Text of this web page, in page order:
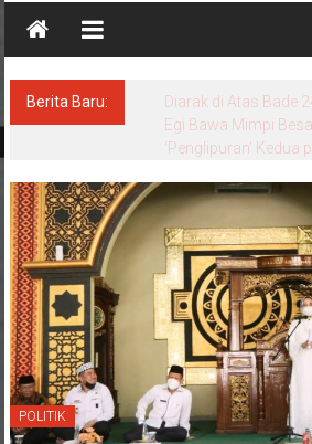
Mitra
Terpercaya
Berita Baru:
Diarak di Atas Bade
Egi Bawa Mimpi
‘Penglipuran’ Kedua
POLITIK